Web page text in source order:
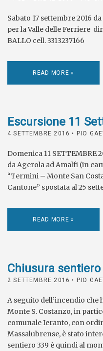
Sabato 17 settembre 2016
per la Valle delle Ferriere
BALLO cell. 3313237166
READ MORE »
Escursione 11
4 SETTEMBRE 2016 • PIO
Domenica 11 SETTEMBRE
da Agerola ad Amalfi (in
“Termini – Monte San
Cantone” spostata al 25
READ MORE »
Chiusura sentiero
2 SETTEMBRE 2016 • PIO
A seguito dell’incendio che
Monte S. Costanzo, in
comunale Ieranto, con
Massalubrense, è stato
sentiero 339 è quindi al